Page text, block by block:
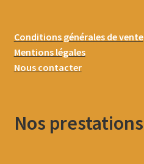
Conditions générales de vente
Mentions légales
Nous contacter
Nos prestations